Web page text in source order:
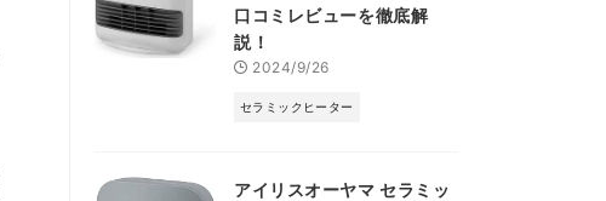
口コミレビューを徹底解
説！
2024/9/26
セラミックヒーター
アイリスオーヤマ セラミッ